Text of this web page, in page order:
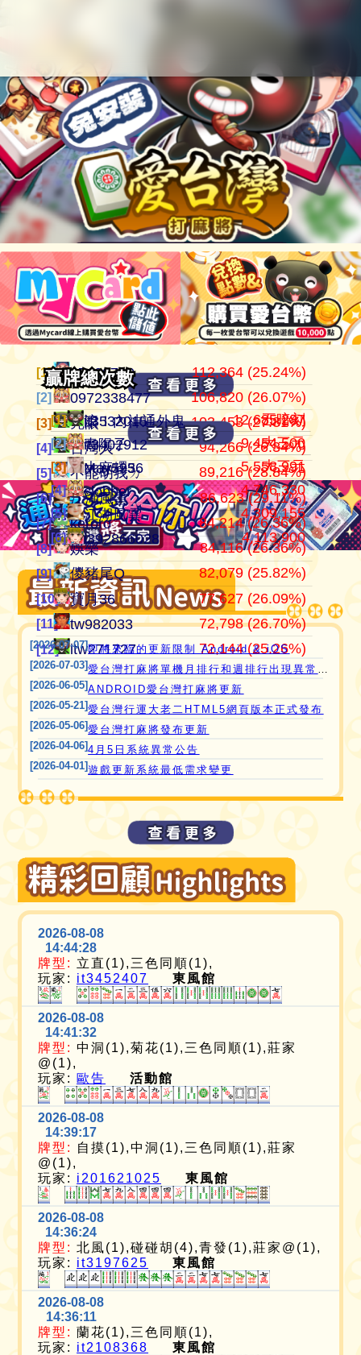
愛台灣打麻將🖥️📱適用於所有市面上大部分
瀏覽器(HTML5 遊戲)，免下載，免安裝，
現在立即點擊馬上玩😊❤️💕😘
[1] 江湖風雲 105,374,201
[2] 田寮阿寶 37,502,247
[3] 11060203 24,306,666
[4] ‘見好就收’ 21,354,199
[5] Apple0613 21,259,110
[6] it2989674 18,649,605
[7] i918472090 15,690,666
[8] ONTARIO歐巴桑 11,221,251
[9] 青陽子 10,753,995
[10] it2967408 9,810,424
[11] i757724391 9,585,806
[12] i339494808 8,454,847
贏牌總次數
贏牌總次數
[1] 07100710 112,364 (25.24%)
[2] 0972338477 106,820 (26.07%)
[3] 亮眼 103,453 (27.81%)
[4] 台灣人 94,266 (26.34%)
[5] 不能胡我ㄉ 89,216 (28.84%)
[6] 江湖風雲 86,623 (29.11%)
[7] keroro 84,214 (26.36%)
[8] 娛樂 84,116 (26.36%)
[9] 儍豬尾Q 82,079 (25.82%)
[10] 寶月36 77,627 (26.09%)
[11] tw982033 72,798 (26.70%)
[12] itw271727 72,144 (25.26%)
[1] 07100710 445,152
[2] 0972338477 409,815
[3] 亮眼 371,987
[4] 台灣人 357,876
[5] keroro 319,447
[6] 娛樂 319,120
[7] 儍豬尾Q 317,904
[8] 不能胡我ㄉ 309,396
[9] 江湖風雲 297,614
[10] 寶月36 297,490
[11] itw271727 285,556
[12] Ｆanny 276,510
[1] 滾！內神通外鬼坐斃A賽金12,685,287
[2] 青陽子 9,454,500
[3] 大麻糬3 5,558,991
[4] clobber 4,746,330
[5] 江湖風雲 4,309,155
[6] i392866028 4,113,900
[1] it3532015 五暗刻
[2] it3402912 大三元
[3] May5956 大三元
[2026-07-07]即將來臨的更新限制 Android & iOS
[2026-07-03]
[2026-06-05]ANDROID愛台灣打麻將更新
[2026-05-21]愛台灣行運大老二HTML5網頁版本正式發布
[2026-05-06]愛台灣打麻將發布更新
[2026-04-06]4月5日系統異常公告
[2026-04-01]遊戲更新系統最低需求變更
2026-08-08
14:44:28
牌型: 立直(1),三色同順(1),
玩家: it3452407 東風館
2026-08-08
14:41:32
牌型: 中洞(1),菊花(1),三色同順(1),莊家
@(1),
玩家:
歐告 活動館
2026-08-08
14:39:17
牌型:
自摸(1),中洞(1),三色同順(1),莊家
@(1),
玩家: i201621025 東風館
2026-08-08
14:36:24
牌型: 北風(1),碰碰胡(4),青發(1),莊家@(1),
玩家: it3197625 東風館
2026-08-08
14:36:11
牌型: 蘭花(1),三色同順(1),
玩家: it2108368 東風館